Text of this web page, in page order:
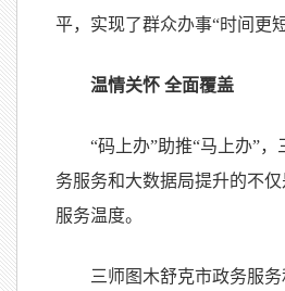
平，实现了群众办事“时间更
温情关怀 全面覆盖
“码上办”助推“马上办”
务服务和大数据局提升的不
服务温度。
三师图木舒克市政务服